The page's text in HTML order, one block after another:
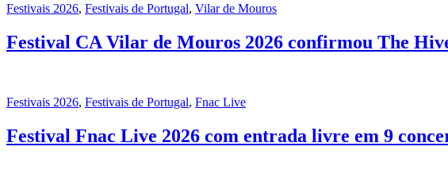
Festivais 2026, Festivais de Portugal, Vilar de Mouros
Festival CA Vilar de Mouros 2026 confirmou The
Festivais 2026, Festivais de Portugal, Fnac Live
Festival Fnac Live 2026 com entrada livre em 9